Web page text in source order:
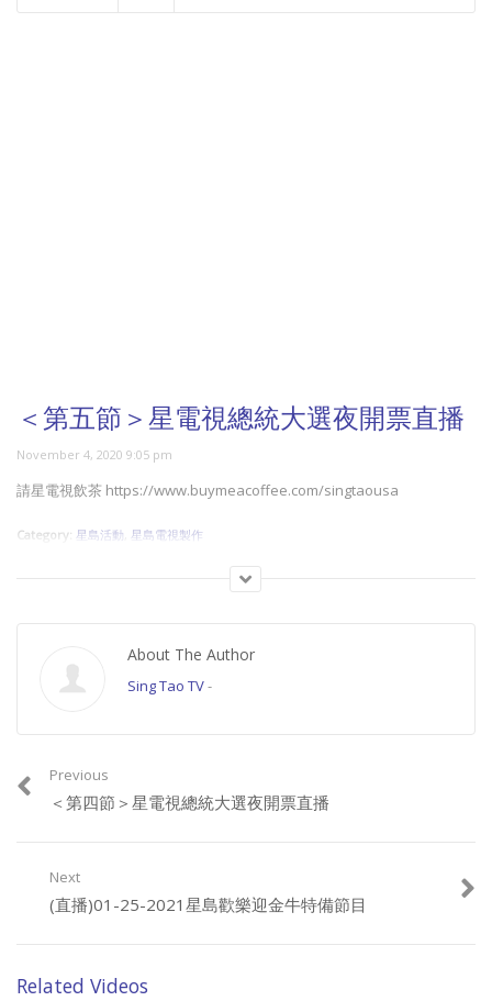
＜第五節＞星電視總統大選夜開票直播
November 4, 2020 9:05 pm
請星電視飲茶 https://www.buymeacoffee.com/singtaousa
Category: 星島活動 星島電視製作
About The Author
Sing Tao TV-
Previous
＜第四節＞星電視總統大選夜開票直播
Next
(直播)01-25-2021星島歡樂迎金牛特備節目
Related Videos